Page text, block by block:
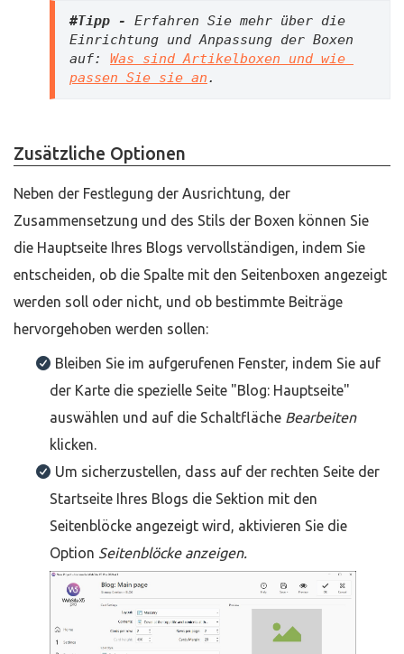
#Tipp - Erfahren Sie mehr über die
Einrichtung und Anpassung der Boxen
auf: Was sind Artikelboxen und wie
passen Sie sie an.
Zusätzliche Optionen
Neben der Festlegung der Ausrichtung, der
Zusammensetzung und des Stils der Boxen können Sie
die Hauptseite Ihres Blogs vervollständigen, indem Sie
entscheiden, ob die Spalte mit den Seitenboxen angezeigt
werden soll oder nicht, und ob bestimmte Beiträge
hervorgehoben werden sollen:
Bleiben Sie im aufgerufenen Fenster, indem Sie auf
der Karte die spezielle Seite "Blog: Hauptseite"
auswählen und auf die Schaltfläche Bearbeiten
klicken.
Um sicherzustellen, dass auf der rechten Seite der
Startseite Ihres Blogs die Sektion mit den
Seitenblöcke angezeigt wird, aktivieren Sie die
Option Seitenblöcke anzeigen.